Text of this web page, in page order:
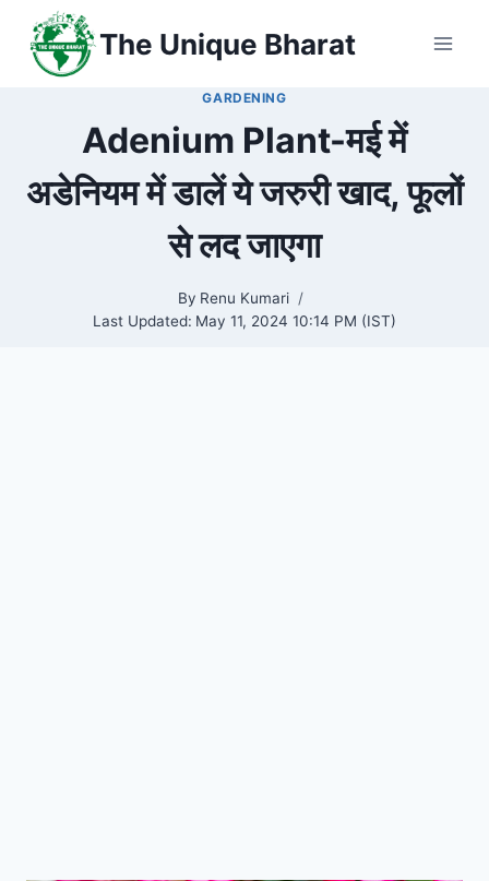
content
The Unique Bharat
GARDENING
Adenium Plant-मई में
अडेनियम में डालें ये जरुरी खाद, फूलों
से लद जाएगा
By Renu Kumari
Last Updated: May 11, 2024 10:14 PM (IST)